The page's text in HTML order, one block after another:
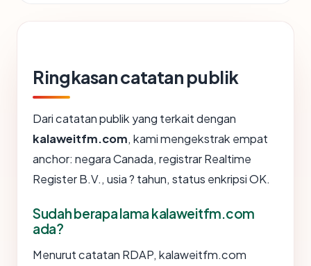
Ringkasan catatan publik
Dari catatan publik yang terkait dengan
kalaweitfm.com, kami mengekstrak empat
anchor: negara Canada, registrar Realtime
Register B.V., usia ? tahun, status enkripsi OK.
Sudah berapa lama kalaweitfm.com
ada?
Menurut catatan RDAP, kalaweitfm.com